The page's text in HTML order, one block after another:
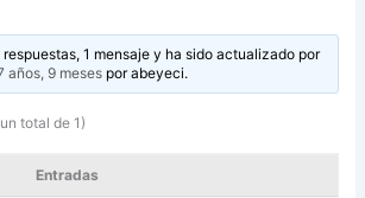
1 mensaje y ha sido actualizado por
años, 9 mesesporabeyeci.
total de 1)
Entradas